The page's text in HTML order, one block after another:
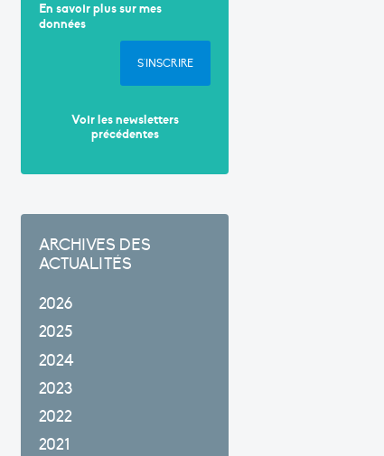
En savoir plus sur mes
données
S'INSCRIRE
Voir les newsletters
précédentes
ARCHIVES DES
ACTUALITÉS
2026
2025
2024
2023
2022
2021